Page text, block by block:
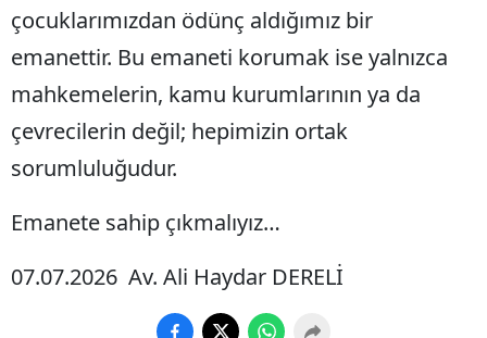
çocuklarımızdan ödünç aldığımız bir
emanettir. Bu emaneti korumak ise yalnızca
mahkemelerin, kamu kurumlarının ya da
çevrecilerin değil; hepimizin ortak
sorumluluğudur.
Emanete sahip çıkmalıyız…
07.07.2026 Av. Ali Haydar DERELİ